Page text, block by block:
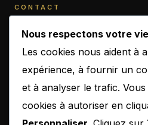
CONTACT
contact@b-empiremagazine.com
NEWSLETTER
Nous respectons votre
Les cookies nous aident à
expérience, à fournir un
et à analyser le trafic.
cookies à autoriser en